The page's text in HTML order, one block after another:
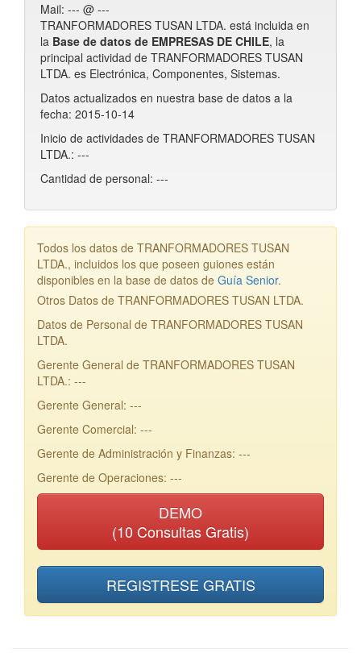
Mail: --- @ ---
TRANFORMADORES TUSAN LTDA. está incluida en
la Base de datos de EMPRESAS DE CHILE, la
principal actividad de TRANFORMADORES TUSAN
LTDA. es Electrónica, Componentes, Sistemas.
Datos actualizados en nuestra base de datos a la
fecha: 2015-10-14
Inicio de actividades de TRANFORMADORES TUSAN
LTDA.: ---
Cantidad de personal: ---
Todos los datos de TRANFORMADORES TUSAN
LTDA., incluidos los que poseen guiones están
disponibles en la base de datos de Guía Senior.
Otros Datos de TRANFORMADORES TUSAN LTDA.
Datos de Personal de TRANFORMADORES TUSAN
LTDA.
Gerente General de TRANFORMADORES TUSAN
LTDA.: ---
Gerente General: ---
Gerente Comercial: ---
Gerente de Administración y Finanzas: ---
Gerente de Operaciones: ---
DEMO
(10 Consultas Gratis)
REGISTRESE GRATIS